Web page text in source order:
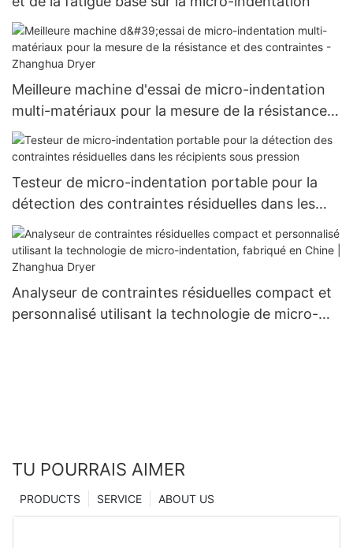
Meilleure machine d'essai de micro-indentation
multi-matériaux pour la mesure de la résistance
et des contraintes - Zhanghua Dryer
Testeur de micro-indentation portable pour la
détection des contraintes résiduelles dans les
récipients sous pression
Analyseur de contraintes résiduelles compact et
personnalisé utilisant la technologie de micro-
TU POURRAIS AIMER
ABOUT US
SERVICE
PRODUCTS